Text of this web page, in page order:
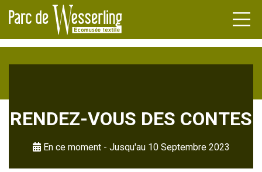
RENDEZ-VOUS DES CONTES
En ce moment- Jusqu'au 10 Septembre 2023